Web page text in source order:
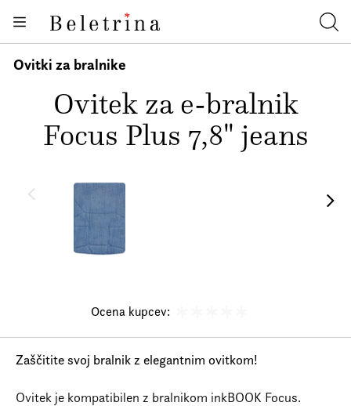
Beletrina
Books
About us
Ovitki za bralnike
Ovitek za e-bralnik
Focus Plus 7,8" jeans
Ocena kupcev:
Zaščitite svoj bralnik z elegantnim ovitkom!
Ovitek je kompatibilen z bralnikom inkBOOK Focus.